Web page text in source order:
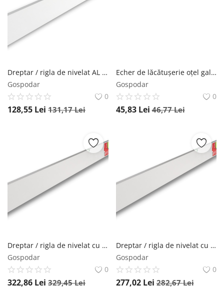
Dreptar / rigla de nivelat AL 1007, 200cm - Sola-03040601
Gospodar
0
128,55 Lei 131,17Lei
Echer de lăcătușerie oțel galvanizat, 150x100mm, SW 150 - Sola-56110301
Gospodar
0
45,83 Lei 46,77Lei
Dreptar / rigla de nivelat cu boloboc SLX 2, 300 cm - Sola-02071001
Gospodar
0
322,86 Lei 329,45Lei
Dreptar / rigla de nivelat cu boloboc SLX 2, 250 cm - Sola-02070901
Gospodar
0
277,02 Lei 282,67Lei